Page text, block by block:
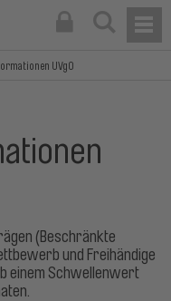
UVgO
(Beschränkte
und Freihändige
einem Schwellenwert